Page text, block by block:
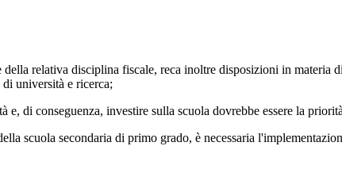
disciplina fiscale, reca inoltre disposizioni in materia di
università e ricerca;
conseguenza, investire sulla scuola dovrebbe essere la
secondaria di primo grado, è necessaria